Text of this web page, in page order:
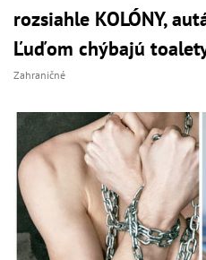
rozsiahle KOLÓNY,
Ľuďom chýbajú
Zahraničné